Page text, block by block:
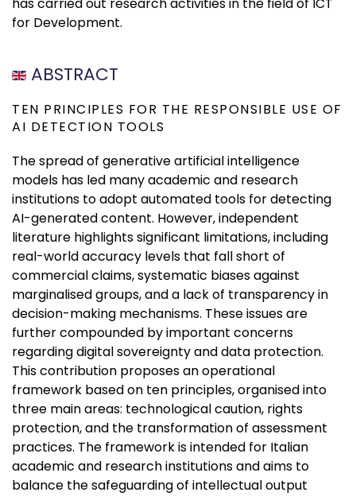
for Development.
ABSTRACT
TEN PRINCIPLES FOR THE RESPONSIBLE USE OF
AI DETECTION TOOLS
The spread of generative artificial intelligence
models has led many academic and research
institutions to adopt automated tools for detecting
AI-generated content. However, independent
literature highlights significant limitations, including
real-world accuracy levels that fall short of
commercial claims, systematic biases against
marginalised groups, and a lack of transparency in
decision-making mechanisms. These issues are
further compounded by important concerns
regarding digital sovereignty and data protection.
This contribution proposes an operational
framework based on ten principles, organised into
three main areas: technological caution, rights
protection, and the transformation of assessment
practices. The framework is intended for Italian
academic and research institutions and aims to
balance the safeguarding of intellectual output